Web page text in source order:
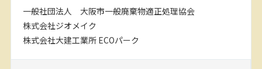
一般社団法人 大阪市一般廃棄物適正処理協会
株式会社ジオメイク
株式会社大建工業所 ECOパーク